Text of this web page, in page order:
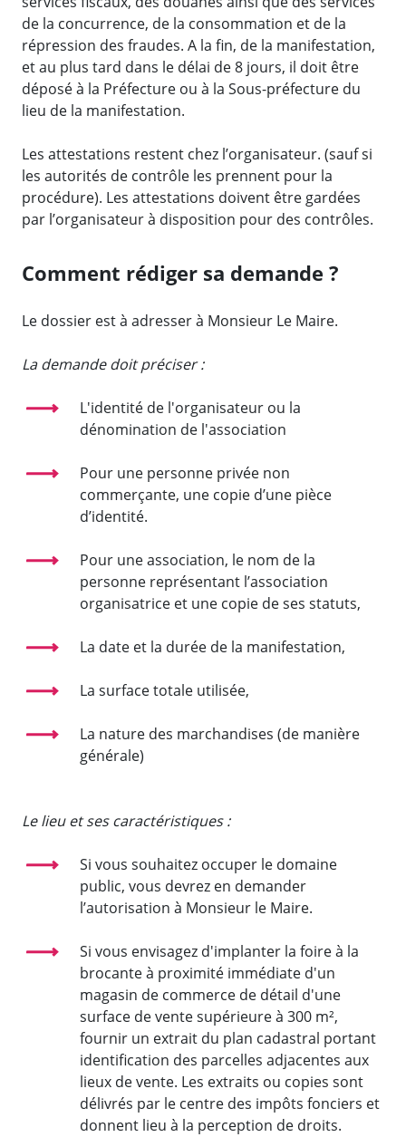
de la concurrence, de la consommation et de la
répression des fraudes. A la fin, de la manifestation,
et au plus tard dans le délai de 8 jours, il doit être
déposé à la Préfecture ou à la Sous-préfecture du
lieu de la manifestation.
Les attestations restent chez l’organisateur. (sauf si
les autorités de contrôle les prennent pour la
procédure). Les attestations doivent être gardées
par l’organisateur à disposition pour des contrôles.
Comment rédiger sa demande ?
Le dossier est à adresser à Monsieur Le Maire.
La demande doit préciser :
L'identité de l'organisateur ou la
dénomination de l'association
Pour une personne privée non
commerçante, une copie d’une pièce
d’identité.
Pour une association, le nom de la
personne représentant l’association
organisatrice et une copie de ses statuts,
La date et la durée de la manifestation,
La surface totale utilisée,
La nature des marchandises (de manière
générale)
Le lieu et ses caractéristiques :
Si vous souhaitez occuper le domaine
public, vous devrez en demander
l’autorisation à Monsieur le Maire.
Si vous envisagez d'implanter la foire à la
brocante à proximité immédiate d'un
magasin de commerce de détail d'une
surface de vente supérieure à 300 m²,
fournir un extrait du plan cadastral portant
identification des parcelles adjacentes aux
lieux de vente. Les extraits ou copies sont
délivrés par le centre des impôts fonciers et
donnent lieu à la perception de droits.